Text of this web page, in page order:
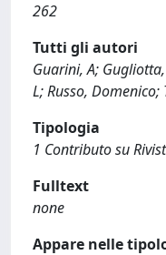
262
Tutti gli autori
Guarini, A;
L; Russo, Domenico;
Tipologia
1 Contributo su
Fulltext
none
Appare nelle